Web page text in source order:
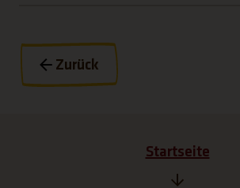
Zurück
Startseite